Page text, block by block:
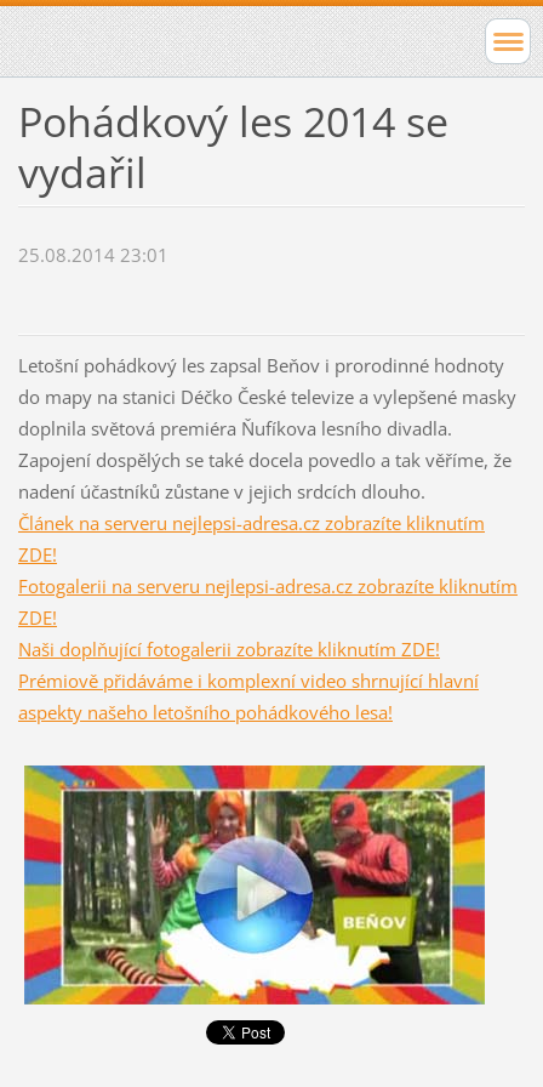
Pohádkový les 2014 se
vydařil
25.08.2014 23:01
Letošní pohádkový les zapsal Beňov i prorodinné hodnoty
do mapy na stanici Déčko České televize a vylepšené masky
doplnila světová premiéra Ňufíkova lesního divadla.
Zapojení dospělých se také docela povedlo a tak věříme, že
nadení účastníků zůstane v jejich srdcích dlouho.
Článek na serveru nejlepsi-adresa.cz zobrazíte kliknutím
ZDE!
Fotogalerii na serveru nejlepsi-adresa.cz zobrazíte kliknutím
ZDE!
Naši doplňující fotogalerii zobrazíte kliknutím ZDE!
Prémiově přidáváme i komplexní video shrnující hlavní
aspekty našeho letošního pohádkového lesa!